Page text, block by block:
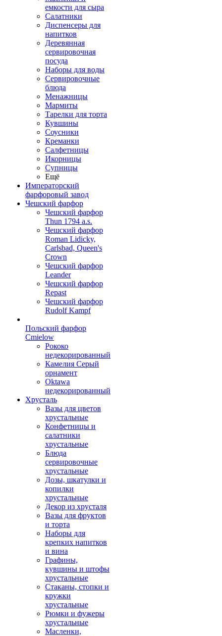
емкости для сыра
Салатники
Диспенсеры для
напитков
Деревянная
сервировочная
посуда
Наборы для воды
Сервировочные
блюда
Менажницы
Мармиты
Тарелки для торта
Кувшины
Соусники
Креманки
Салфетницы
Икорницы
Супницы
Ещё
Императорский
фарфоровый завод
Чешский фарфор
Чешский фарфор
Thun 1794 a.s.
Чешский фарфор
Roman Lidicky,
Carlsbad, Queen's
Crown
Чешский фарфор
Leander
Чешский фарфор
Repast
Чешский фарфор
Rudolf Kampf
Польский фарфор
Сmielow
Рококо
недекорированный
Камелия Серый
орнамент
Oktawa
недекорированный
Хрусталь
Вазы для цветов
хрустальные
Конфетницы и
салатники
хрустальные
Блюда
сервировочные
хрустальные
Дозы, шкатулки и
копилки
хрустальные
Декор из хрусталя
Вазы для фруктов
и торта
Наборы для
крепких напитков
и вина
Графины,
кувшины и штофы
хрустальные
Стаканы, стопки и
кружки
хрустальные
Рюмки и фужеры
хрустальные
Масленки,